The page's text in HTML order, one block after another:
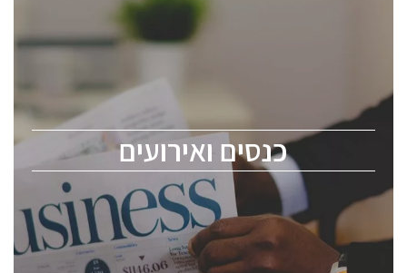
כנסים ואירועים
כנסים ואירועים
לכל העוסקים בתעשיית הסמיקונדקטור כולל מהנדסים,
ChipEx2026 will be held on May 12-13, 2026. The
conference is intended for everyone involved in the
semiconductor industry, including engineers,
professional experts, and senior executives.